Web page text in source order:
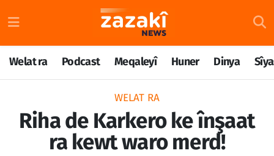
Welat ra Podcast Meqaleyî Huner Dinya
WELAT RA
Riha de Karkero ke înşaat
ra kewt waro merd!
Welat ra
Podcast
Meqaleyî
Huner
Nöbetçi Eczaneler
Hava Durumu
Namaz Vakitleri
Trafik Durumu